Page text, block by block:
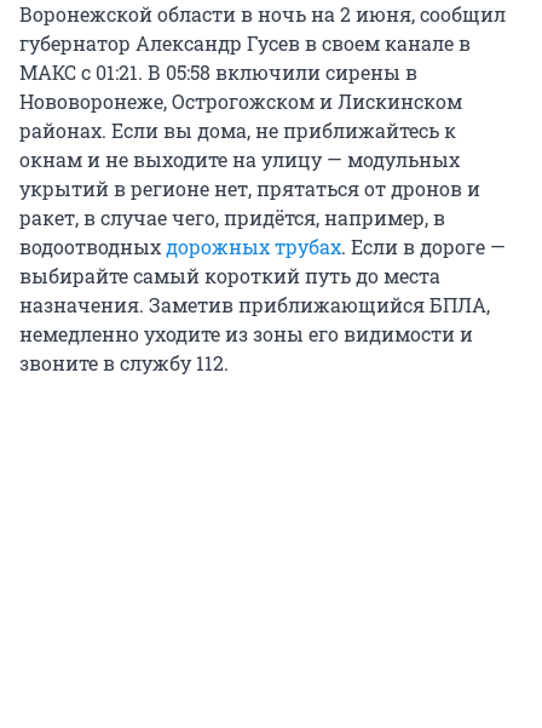
Воронежской области в ночь на 2 июня, сообщил
губернатор Александр Гусев в своем канале в
МАКС с 01:21. В 05:58 включили сирены в
Нововоронеже, Острогожском и Лискинском
районах. Если вы дома, не приближайтесь к
окнам и не выходите на улицу — модульных
укрытий в регионе нет, прятаться от дронов и
ракет, в случае чего, придётся, например, в
водоотводныхдорожных трубах. Если в дороге —
выбирайте самый короткий путь до места
назначения. Заметив приближающийся БПЛА,
немедленно уходите из зоны его видимости и
звоните в службу 112.